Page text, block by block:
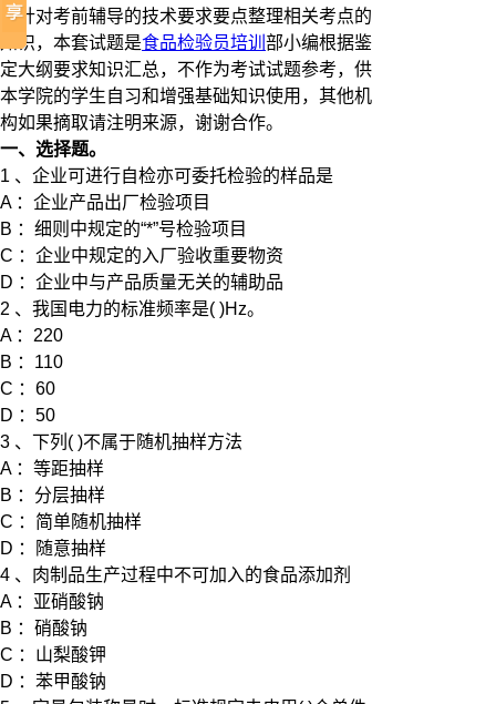
编针对考前辅导的技术要求要点整理相关考点的
知识，本套试题是食品检验员培训 部小编根据鉴
定大纲要求知识汇总，不作为考试试题参考，供
本学院的学生自习和增强基础知识使用，其他机
构如果摘取请注明来源，谢谢合作。
一、选择题。
1 、企业可进行自检亦可委托检验的样品是
A ：企业产品出厂检验项目
B ：细则中规定的“*”号检验项目
C ：企业中规定的入厂验收重要物资
D ：企业中与产品质量无关的辅助品
2 、我国电力的标准频率是( )Hz。
A ：220
B ：110
C ：60
D ：50
3 、下列( )不属于随机抽样方法
A ：等距抽样
B ：分层抽样
C ：简单随机抽样
D ：随意抽样
4 、肉制品生产过程中不可加入的食品添加剂
A ：亚硝酸钠
B ：硝酸钠
C ：山梨酸钾
D ：苯甲酸钠